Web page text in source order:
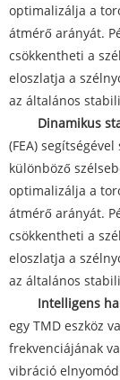
optimalizálja a
átmérő arányát.
csökkentheti a
eloszlatja a
az általános
Dinamikus
(FEA)
különböző
optimalizálja a
átmérő arányát.
csökkentheti a
eloszlatja a
az általános
Intelligens
egy TMD eszköz
frekvenciájának
vibráció